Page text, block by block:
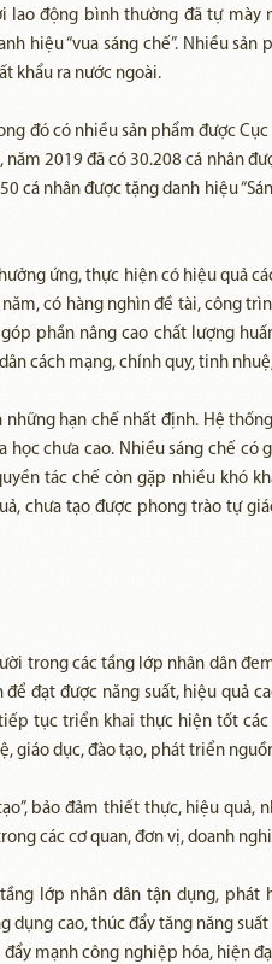
lao động bình thường đã tự mày
hiệu “vua sáng chế”. Nhiều sản
khẩu ra nước ngoài.
đó có nhiều sản phẩm được
2019 đã có 30.208 cá nhân
cá nhân được tặng danh hiệu
ứng, thực hiện có hiệu quả
có hàng nghìn đề tài, công
phần nâng cao chất lượng
cách mạng, chính quy, tinh
hạn chế nhất định. Hệ
chưa cao. Nhiều sáng chế có
tác chế còn gặp nhiều khó
chưa tạo được phong trào tự
trong các tầng lớp nhân dân
đạt được năng suất, hiệu quả
tục triển khai thực hiện tốt các
giáo dục, đào tạo, phát triển
bảo đảm thiết thực, hiệu quả,
các cơ quan, đơn vị, doanh
lớp nhân dân tận dụng, phát
dụng cao, thúc đẩy tăng năng
mạnh công nghiệp hóa, hiện